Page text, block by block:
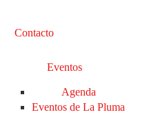
Contacto
Eventos
Agenda
Eventos de La Pluma